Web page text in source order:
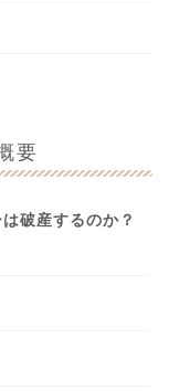
要
破産するのか？